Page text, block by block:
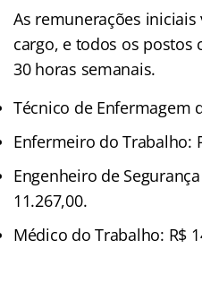
As remunerações
cargo, e todos os
30 horas semanais.
Técnico de Enfermagem
Enfermeiro do Trabalho:
Engenheiro de
11.267,00.
Médico do Trabalho: R$